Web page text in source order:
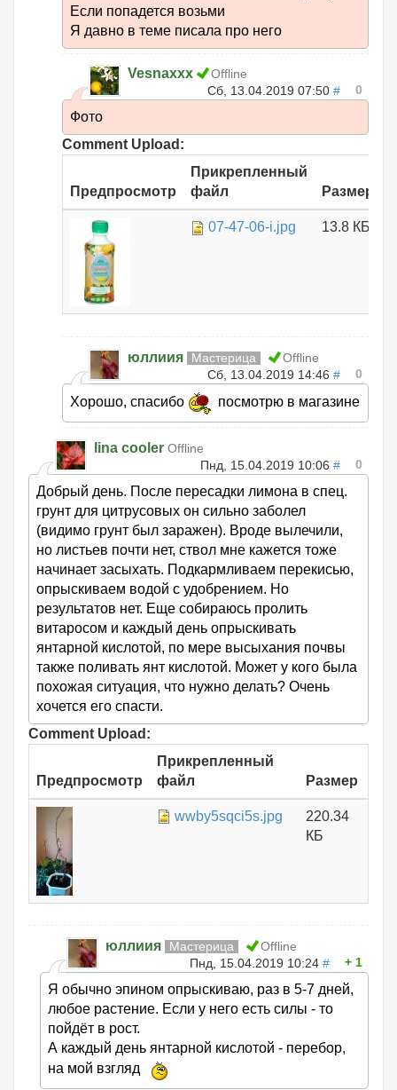
Если попадется возьми
Я давно в теме писала про него
Vesnaxxx
Offline
Сб, 13.04.2019 07:50 # 0
Фото
Comment Upload:
Предпросмотр
Прикрепленный
файл
Размер
07-47-06-i.jpg 13.8 КБ
юллиия Мастерица
Offline
Сб, 13.04.2019 14:46 # 0
Хорошо, спасибо посмотрю в магазине
lina cooler Offline
Пнд, 15.04.2019 10:06 # 0
Добрый день. После пересадки лимона в спец.
грунт для цитрусовых он сильно заболел
(видимо грунт был заражен). Вроде вылечили,
но листьев почти нет, ствол мне кажется тоже
начинает засыхать. Подкармливаем перекисью,
опрыскиваем водой с удобрением. Но
результатов нет. Еще собираюсь пролить
витаросом и каждый день опрыскивать
янтарной кислотой, по мере высыхания почвы
также поливать янт кислотой. Может у кого была
похожая ситуация, что нужно делать? Очень
хочется его спасти.
Comment Upload:
Предпросмотр
Прикрепленный
файл
Размер
wwby5sqci5s.jpg
220.34
КБ
юллиия Мастерица
Offline
Пнд, 15.04.2019 10:24 # 1
Я обычно эпином опрыскиваю, раз в 5-7 дней,
любое растение. Если у него есть силы - то
пойдёт в рост.
А каждый день янтарной кислотой - перебор,
на мой взгляд